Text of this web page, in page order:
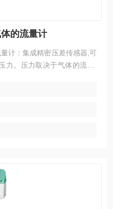
的流量计
计：集成精密压差传感器,可
力。压力取决于气体的流速,
对各种气体、各种温度和压